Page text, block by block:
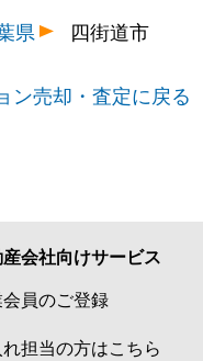
県 四街道市
ン売却・査定に戻る
会社向けサービス
員のご登録
担当の方はこちら